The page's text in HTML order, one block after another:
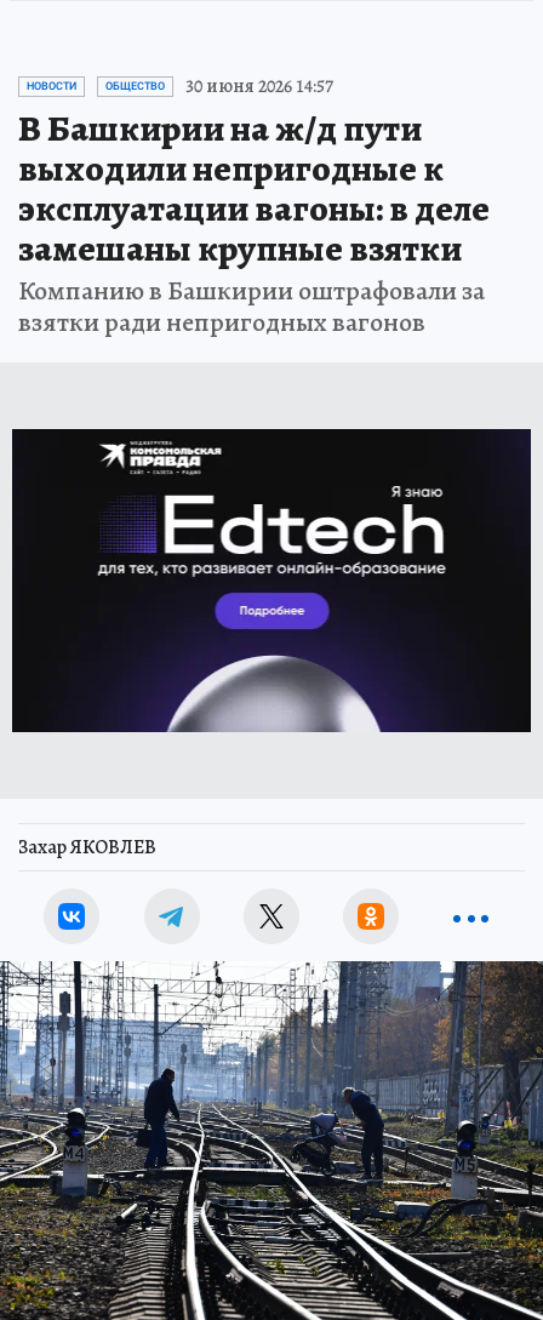
НОВОСТИ ОБЩЕСТВО 30 июня 2026 14:57
В Башкирии на ж/д пути
выходили непригодные к
эксплуатации вагоны: в деле
замешаны крупные взятки
Компанию в Башкирии оштрафовали за
взятки ради непригодных вагонов
Захар ЯКОВЛЕВ